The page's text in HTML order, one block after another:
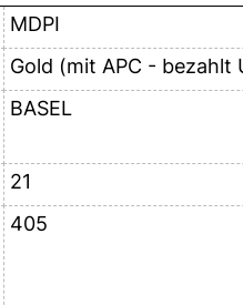
MDPI
Gold (mit APC - bezahlt
BASEL
21
405